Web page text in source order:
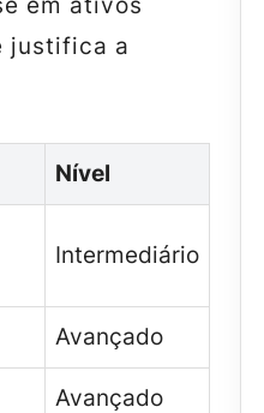
em ativos
justifica a
Nível
Intermediário
Avançado
Avançado